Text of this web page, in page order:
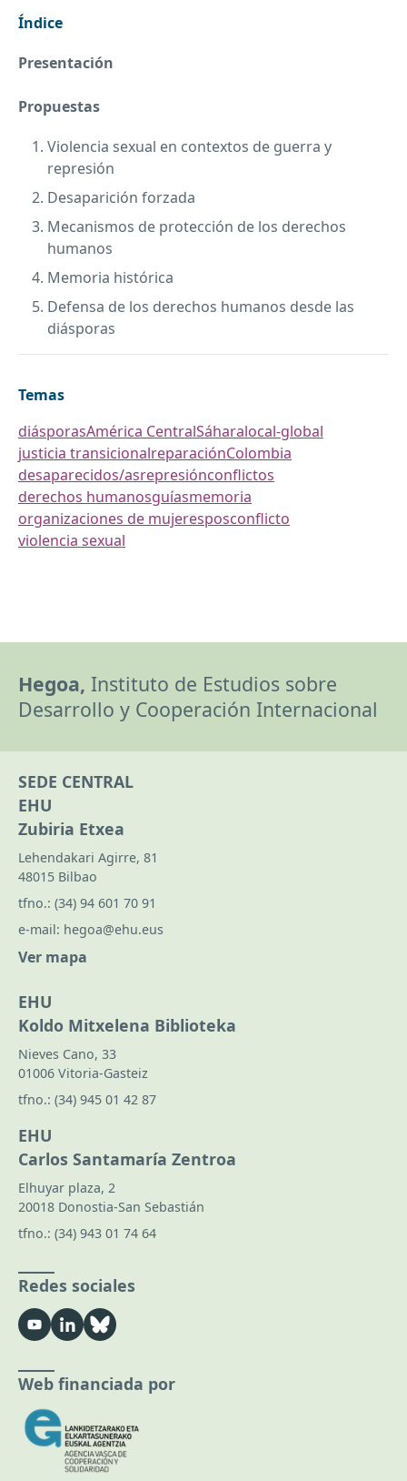
Índice
Presentación
Propuestas
Violencia sexual en contextos de guerra y
represión
Desaparición forzada
Mecanismos de protección de los derechos
humanos
Memoria histórica
Defensa de los derechos humanos desde las
diásporas
Temas
diásporasAmérica CentralSáharalocal-global
justicia transicionalreparaciónColombia
desaparecidos/asrepresiónconflictos
derechos humanosguíasmemoria
organizaciones de mujeresposconflicto
violencia sexual
Hegoa, Instituto de Estudios sobre
Desarrollo y Cooperación Internacional
SEDE CENTRAL
EHU
Zubiria Etxea
Lehendakari Agirre, 81
48015 Bilbao
tfno.: (34) 94 601 70 91
e-mail: hegoa@ehu.eus
Ver mapa
EHU
Koldo Mitxelena Biblioteka
Nieves Cano, 33
01006 Vitoria-Gasteiz
tfno.: (34) 945 01 42 87
EHU
Carlos Santamaría Zentroa
Elhuyar plaza, 2
20018 Donostia-San Sebastián
tfno.: (34) 943 01 74 64
Redes sociales
Web financiada por